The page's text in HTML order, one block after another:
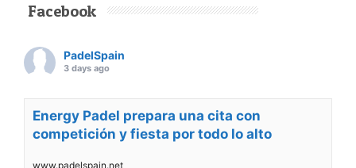
Facebook
PadelSpain
3 days ago
Energy Padel prepara una cita con
competición y fiesta por todo lo alto
www.padelspain.net